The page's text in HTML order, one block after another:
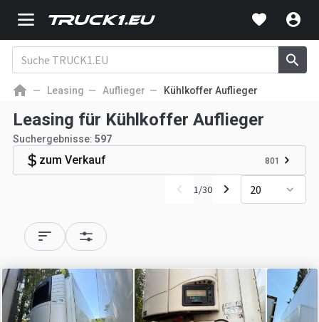
Leasing Auflieger Kühlkoffer Auflieger
Leasing für Kühlkoffer Auflieger
Suchergebnisse: 597
zum Verkauf 801
1/30 20